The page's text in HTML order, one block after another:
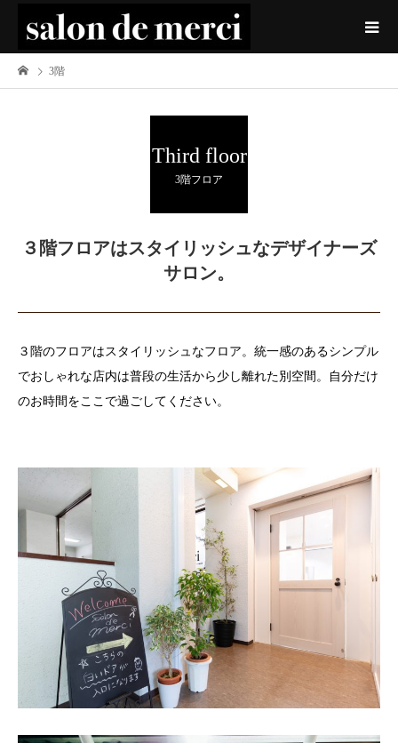
3階
Third floor
3階フロア
３階フロアはスタイリッシュなデザイナーズ
サロン。
３階のフロアはスタイリッシュなフロア。統一感のあるシンプル
でおしゃれな店内は普段の生活から少し離れた別空間。自分だけ
のお時間をここで過ごしてください。